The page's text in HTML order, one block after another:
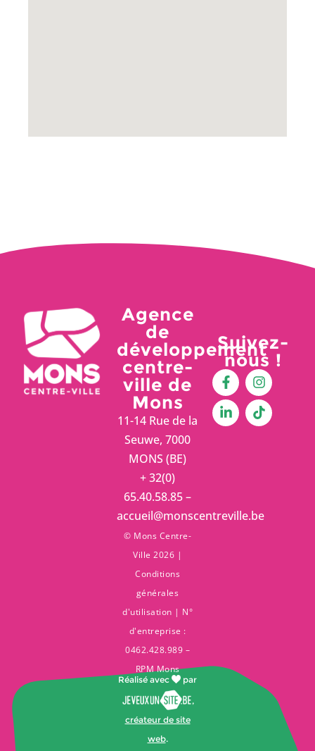
Agence
de
développement
centre-
ville de
Mons
11-14 Rue de la
Seuwe, 7000
MONS (BE)
+ 32(0)
65.40.58.85 –
accueil@monscentreville.be
© Mons Centre-
Ville 2026 |
Conditions
générales
d'utilisation | N°
d'entreprise :
0462.428.989 –
RPM Mons
Réalisé avec par
,
créateur de site
web.
Suivez-
nous !